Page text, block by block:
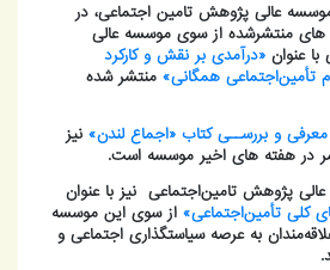
عالی پژوهش تامین اجتماعی، در
های منتشرشده از سوی موسسه عالی
عنوان «درآمدی بر نقش و کارکرد
تأمین‌اجتماعی همگانی» منتشر شده
و بررســی کتاب «اجماع لندن» نیز
در هفته های اخیر موسسه است.
پژوهش تامین‌اجتماعی نیز با عنوان
کلی تأمین‌اجتماعی» از سوی این موسسه
به عرصه سیاستگذاری اجتماعی و